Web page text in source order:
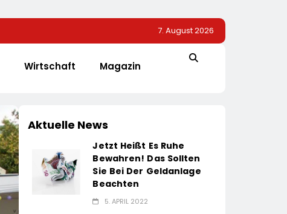
7. August 2026
Wirtschaft Magazin
Aktuelle News
Jetzt Heißt Es Ruhe
Bewahren! Das Sollten
Sie Bei Der Geldanlage
Beachten
5. APRIL 2022